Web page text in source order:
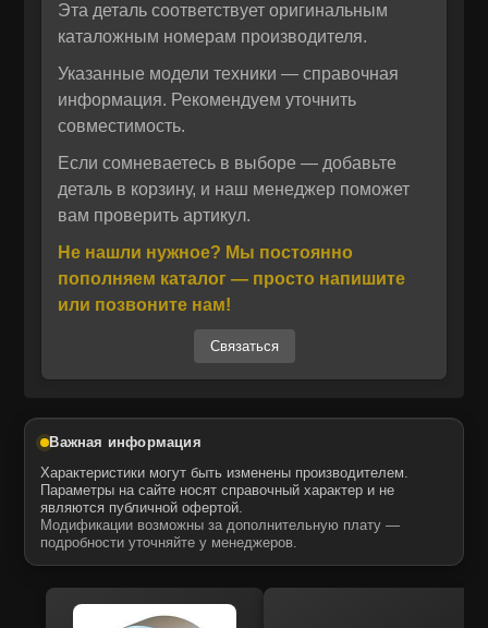
Отправить
Даю своё согласие на обработку персональных данных.
Отправить
Даю своё согласие на обработку персональных данных.
соответствии с техническими стандартами
совместимость и стабильную работу в
условиях повышенных нагрузок.
Запчасти MTK для спецтехники Caterpillar
отличаются высоким качеством
изготовления и точной геометрией, что
обеспечивает длительный срок службы и
устойчивость к износу. Ремень 6N7721
выполнен из прочных материалов,
устойчивых к высоким температурам и
механическим воздействиям, что делает его
аналогом оригинальной детали. Простота
техническое обслуживание без длительных
MTK предлагает качественные
комплектующие для строительной и
промышленной техники, включая запчасти
для двигателей Caterpillar. Наличие на
Эта деталь соответствует оригинальным
каталожным номерам производителя.
Указанные модели техники — справочная
информация. Рекомендуем уточнить
совместимость.
Если сомневаетесь в выборе — добавьте
деталь в корзину, и наш менеджер поможет
вам проверить артикул.
Не нашли нужное? Мы постоянно
пополняем каталог — просто напишите
или позвоните нам!
Связаться
Важная информация
Характеристики могут быть изменены производителем.
Параметры на сайте носят справочный характер и не
являются публичной офертой.
Модификации возможны за дополнительную плату —
подробности уточняйте у менеджеров.